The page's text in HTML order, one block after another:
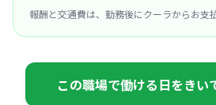
報酬と交通費は、勤務後にクーラからお支
この職場で働ける日をきい